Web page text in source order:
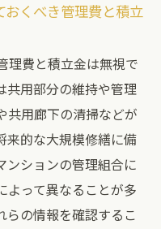
おくべき管理費と積立
理費と積立金は無視で
共用部分の維持や管理
共用廊下の清掃などが
来的な大規模修繕に備
ンションの管理組合に
よって異なることが多
らの情報を確認するこ